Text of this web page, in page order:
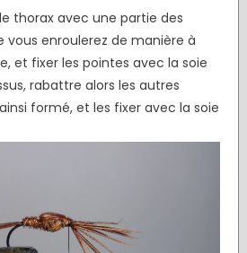
thorax avec une partie des
vous enroulerez de manière à
et fixer les pointes avec la soie
rabattre alors les autres
formé, et les fixer avec la soie